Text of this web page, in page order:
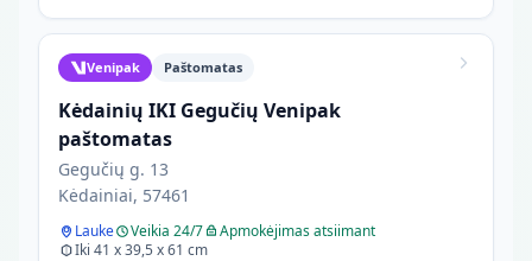
Venipak Paštomatas
Kėdainių IKI Gegučių Venipak
paštomatas
Gegučių g. 13
Kėdainiai, 57461
Lauke Veikia 24/7
Apmokėjimas atsiimant
Iki 41 x 39,5 x 61 cm